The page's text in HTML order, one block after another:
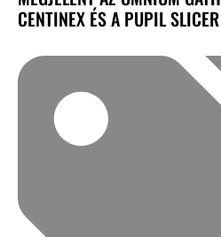
CENTINEX ÉS A PUPIL